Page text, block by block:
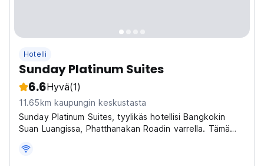
Hotelli
Sunday Platinum Suites
6.6Hyvä(1)
11.65km kaupungin keskustasta
Sunday Platinum Suites, tyylikäs hotellisi Bangkokin
Suan Luangissa, Phatthanakan Roadin varrella. Tämä
kaupungin tutkimiseen. (Auto-translated from original